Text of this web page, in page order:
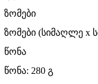
ზომები
ზომები (სიმაღლე x
წონა
წონა: 280 გ